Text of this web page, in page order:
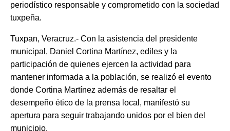
periodístico responsable y comprometido con la sociedad
tuxpeña.
Tuxpan, Veracruz.- Con la asistencia del presidente
municipal, Daniel Cortina Martínez, ediles y la
participación de quienes ejercen la actividad para
mantener informada a la población, se realizó el evento
donde Cortina Martínez además de resaltar el
desempeño ético de la prensa local, manifestó su
apertura para seguir trabajando unidos por el bien del
municipio.